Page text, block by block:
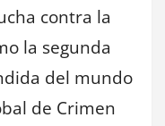
contra la
la segunda
del mundo
de Crimen